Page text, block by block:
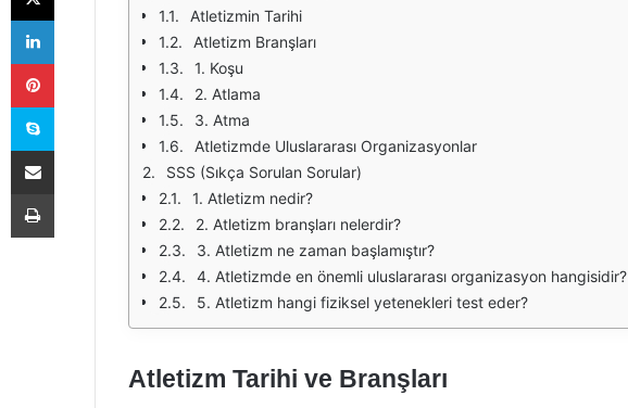
Atletizmin Tarihi
Atletizm Branşları
1. Koşu
2. Atlama
3. Atma
Atletizmde Uluslararası Organizasyonlar
SSS (Sıkça Sorulan Sorular)
1. Atletizm nedir?
2. Atletizm branşları nelerdir?
3. Atletizm ne zaman başlamıştır?
4. Atletizmde en önemli uluslararası organizasyon hangisidir?
5. Atletizm hangi fiziksel yetenekleri test eder?
Atletizm Tarihi ve Branşları
LinkedIn
Pinterest
Skype
E-Posta ile paylaş